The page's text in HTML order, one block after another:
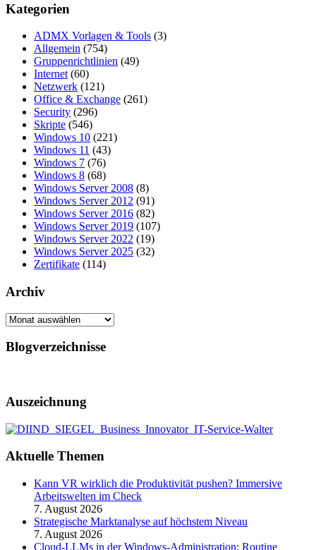
Kategorien
ADMX Vorlagen & Tools (3)
Allgemein (754)
Gruppenrichtlinien (49)
Internet (60)
Netzwerk (121)
Office & Exchange (261)
Security (296)
Skripte (546)
Windows 10 (221)
Windows 11 (43)
Windows 7 (76)
Windows 8 (68)
Windows Server 2008 (8)
Windows Server 2012 (91)
Windows Server 2016 (82)
Windows Server 2019 (107)
Windows Server 2022 (19)
Windows Server 2025 (32)
Zertifikate (114)
Archiv
Archiv
Blogverzeichnisse
Auszeichnung
Aktuelle Themen
Kann VR wirklich die Produktivität pushen? Immersive
Arbeitswelten im Check
7. August 2026
Strategische Marktanalyse auf höchstem Niveau
7. August 2026
Cloud-LLMs in der Windows-Administration: Routine